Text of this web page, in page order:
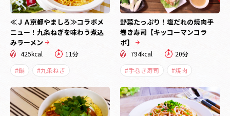
≪ＪＡ京都やましろ≫コラボメ
ニュー！九条ねぎを味わう煮込
みラーメン
425kcal
11分
#鍋
#九条ねぎ
野菜たっぷり！塩だれの焼肉手
巻き寿司【キッコーマンコラ
ボ】
794kcal
20分
#手巻き寿司
#焼肉